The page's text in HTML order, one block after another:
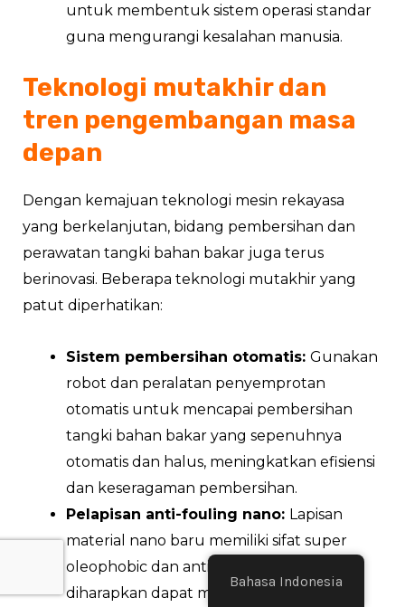
untuk membentuk sistem operasi standar
guna mengurangi kesalahan manusia.
Teknologi mutakhir dan
tren pengembangan masa
depan
Dengan kemajuan teknologi mesin rekayasa
yang berkelanjutan, bidang pembersihan dan
perawatan tangki bahan bakar juga terus
berinovasi. Beberapa teknologi mutakhir yang
patut diperhatikan:
Sistem pembersihan otomatis: Gunakan
robot dan peralatan penyemprotan
otomatis untuk mencapai pembersihan
tangki bahan bakar yang sepenuhnya
otomatis dan halus, meningkatkan efisiensi
dan keseragaman pembersihan.
Pelapisan anti-fouling nano: Lapisan
material nano baru memiliki sifat super
oleophobic dan antifouling, yang
diharapkan dapat menghambat
Bahasa Indonesia